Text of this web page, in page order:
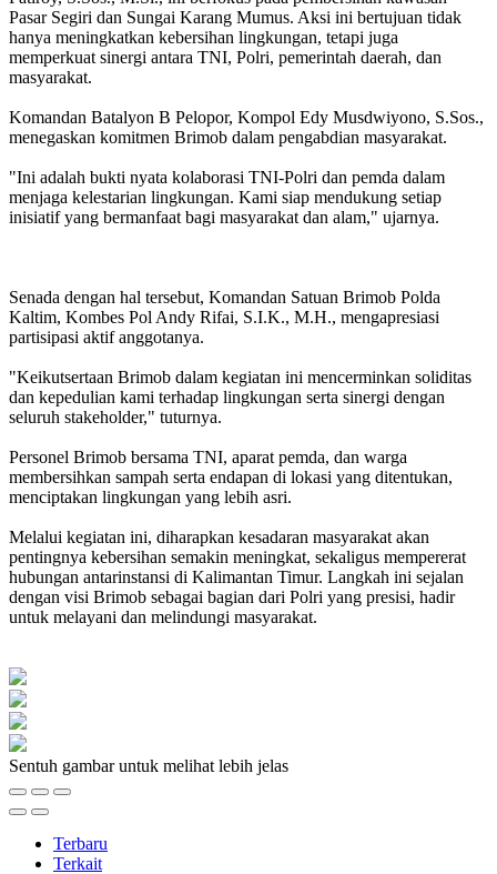
Pasar Segiri dan Sungai Karang Mumus. Aksi ini bertujuan tidak
hanya meningkatkan kebersihan lingkungan, tetapi juga
memperkuat sinergi antara TNI, Polri, pemerintah daerah, dan
masyarakat.
Komandan Batalyon B Pelopor, Kompol Edy Musdwiyono, S.Sos.,
menegaskan komitmen Brimob dalam pengabdian masyarakat.
"Ini adalah bukti nyata kolaborasi TNI-Polri dan pemda dalam
menjaga kelestarian lingkungan. Kami siap mendukung setiap
inisiatif yang bermanfaat bagi masyarakat dan alam," ujarnya.
Senada dengan hal tersebut, Komandan Satuan Brimob Polda
Kaltim, Kombes Pol Andy Rifai, S.I.K., M.H., mengapresiasi
partisipasi aktif anggotanya.
"Keikutsertaan Brimob dalam kegiatan ini mencerminkan soliditas
dan kepedulian kami terhadap lingkungan serta sinergi dengan
seluruh stakeholder," tuturnya.
Personel Brimob bersama TNI, aparat pemda, dan warga
membersihkan sampah serta endapan di lokasi yang ditentukan,
menciptakan lingkungan yang lebih asri.
Melalui kegiatan ini, diharapkan kesadaran masyarakat akan
pentingnya kebersihan semakin meningkat, sekaligus mempererat
hubungan antarinstansi di Kalimantan Timur. Langkah ini sejalan
dengan visi Brimob sebagai bagian dari Polri yang presisi, hadir
untuk melayani dan melindungi masyarakat.
Sentuh gambar untuk melihat lebih jelas
Terbaru
Terkait